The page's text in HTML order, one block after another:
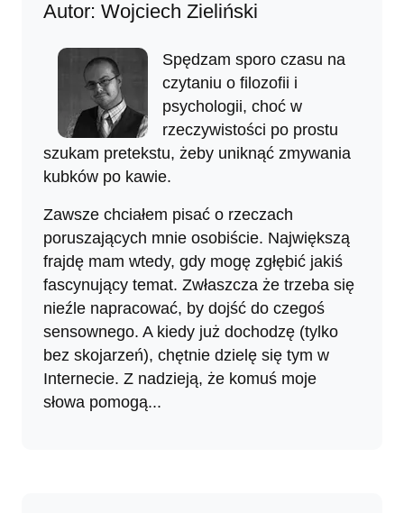
Autor: Wojciech Zieliński
Spędzam sporo czasu na
czytaniu o filozofii i
psychologii, choć w
rzeczywistości po prostu
szukam pretekstu, żeby uniknąć zmywania
kubków po kawie.
Zawsze chciałem pisać o rzeczach
poruszających mnie osobiście. Największą
frajdę mam wtedy, gdy mogę zgłębić jakiś
fascynujący temat. Zwłaszcza że trzeba się
nieźle napracować, by dojść do czegoś
sensownego. A kiedy już dochodzę (tylko
bez skojarzeń), chętnie dzielę się tym w
Internecie. Z nadzieją, że komuś moje
słowa pomogą...